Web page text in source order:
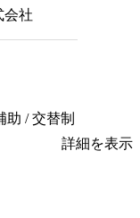
会社
助 / 交替制
詳細を表示